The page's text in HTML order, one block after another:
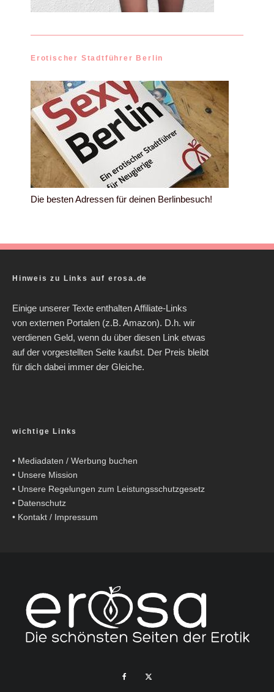
Erotischer Stadtführer Berlin
Die besten Adressen für deinen Berlinbesuch!
Hinweis zu Links auf erosa.de
Einige unserer Texte enthalten Affiliate-Links
von externen Portalen (z.B. Amazon). D.h. wir
verdienen Geld, wenn du über diesen Link etwas
auf der vorgestellten Seite kaufst. Der Preis bleibt
für dich dabei immer der Gleiche.
wichtige Links
• Mediadaten / Werbung buchen
• Unsere Mission
• Unsere Regelungen zum Leistungsschutzgesetz
• Datenschutz
• Kontakt / Impressum